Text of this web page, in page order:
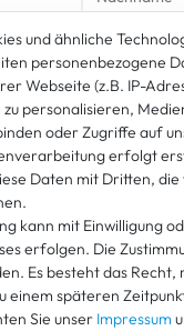
dass Ihre Da­ten für
finden Sie in unserer
MEIN KONTO
und ähnliche
personenbezogene
Webseite (z.B. IP-
personalisieren,
oder Zugriffe auf
erfolgt
Daten mit Dritten, die
kann mit Einwilligung
erfolgen. Die
Es besteht das Recht,
einem späteren
Sie unser Impressum